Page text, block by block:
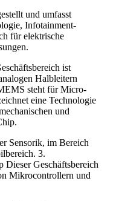
und umfasst
Infotainment-
für elektrische
ist
Halbleitern
steht für Micro-
eine Technologie
und
Sensorik, im Bereich
3.
Geschäftsbereich
Mikrocontrollern und